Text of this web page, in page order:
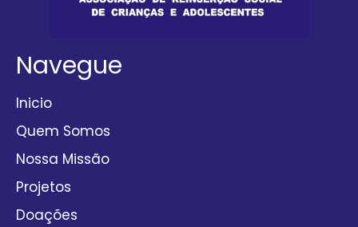
Navegue
Inicio
Quem Somos
Nossa Missão
Projetos
Doações